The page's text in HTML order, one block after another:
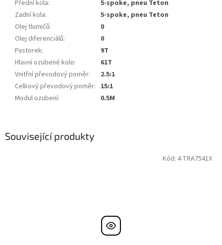
Související produkty
Kód: 4-TRA7541X
Přední kola:
5-spoke, pneu Teton
Zadní kola:
5-spoke, pneu Teton
Olej tlumičů:
0
Olej diferenciálů:
0
Pastorek:
9T
Hlavní ozubené kolo:
61T
Vnitřní převodový poměr:
2.5:1
Celkový převodový poměr: 15:1
Modul ozubení: 0.5M